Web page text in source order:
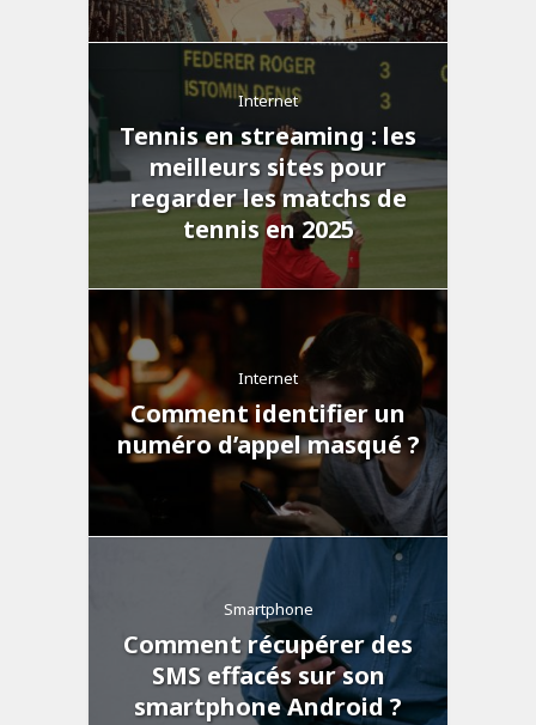
Internet
Tennis en streaming : les
meilleurs sites pour
regarder les matchs de
tennis en 2025
Internet
Comment identifier un
numéro d’appel masqué ?
Smartphone
Comment récupérer des
SMS effacés sur son
smartphone Android ?